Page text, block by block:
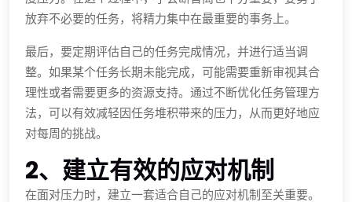
放弃不必要的任务，将精力集中在最重要的事务上。
最后，要定期评估自己的任务完成情况，并进行适当调
整。如果某个任务长期未能完成，可能需要重新审视其合
理性或者需要更多的资源支持。通过不断优化任务管理方
法，可以有效减轻因任务堆积带来的压力，从而更好地应
对每周的挑战。
2、建立有效的应对机制
在面对压力时，建立一套适合自己的应对机制至关重要。